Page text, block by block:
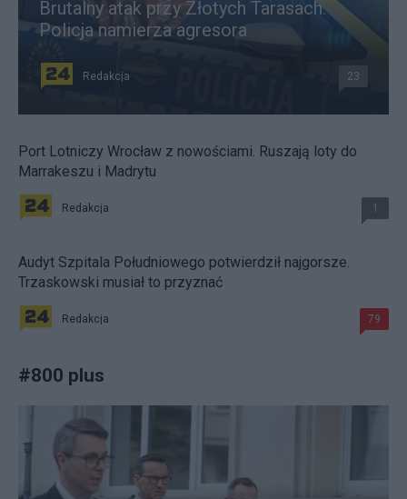
Brutalny atak przy Złotych Tarasach.
Policja namierza agresora
Redakcja 23
Port Lotniczy Wrocław z nowościami. Ruszają loty do
Marrakeszu i Madrytu
Redakcja 1
Audyt Szpitala Południowego potwierdził najgorsze.
Trzaskowski musiał to przyznać
Redakcja 79
#800 plus